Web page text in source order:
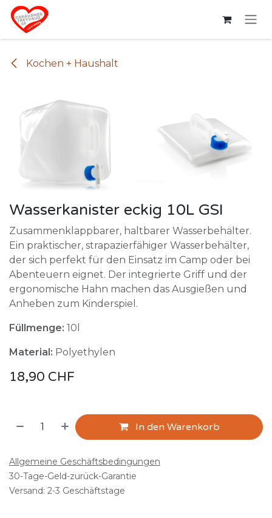
Zum Inhalt springen
Kochen + Haushalt
Wasserkanister eckig 10L GSI
Zusammenklappbarer, haltbarer Wasserbehälter.
Ein praktischer, strapazierfähiger Wasserbehälter,
der sich perfekt für den Einsatz im Camp oder bei
Abenteuern eignet. Der integrierte Griff und der
ergonomische Hahn machen das Ausgießen und
Anheben zum Kinderspiel.
Füllmenge: 10l
Material: Polyethylen
18,90 CHF
In den Warenkorb
Allgemeine Geschäftsbedingungen
30-Tage-Geld-zurück-Garantie
Versand: 2-3 Geschäftstage